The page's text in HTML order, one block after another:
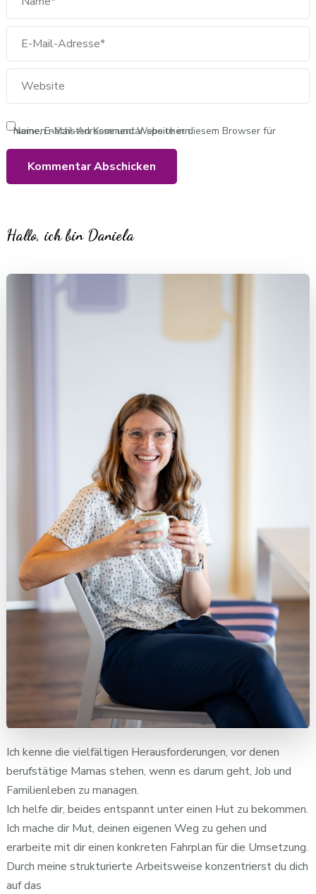
Name, E-Mail-Adresse und Website in diesem Browser für meinen nächsten Kommentar speichern.
Hallo, ich bin Daniela
Ich kenne die vielfältigen Herausforderungen, vor denen
berufstätige Mamas stehen, wenn es darum geht, Job und
Familienleben zu managen.
Ich helfe dir, beides entspannt unter einen Hut zu bekommen.
Ich mache dir Mut, deinen eigenen Weg zu gehen und
erarbeite mit dir einen konkreten Fahrplan für die Umsetzung.
Durch meine strukturierte Arbeitsweise konzentrierst du dich
auf das